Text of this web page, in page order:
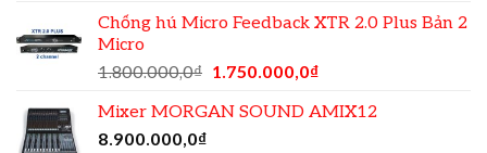
Chống hú Micro Feedback XTR 2.0 Plus Bản 2
Micro
1.800.000,0₫ 1.750.000,0₫
Mixer MORGAN SOUND AMIX12
8.900.000,0₫